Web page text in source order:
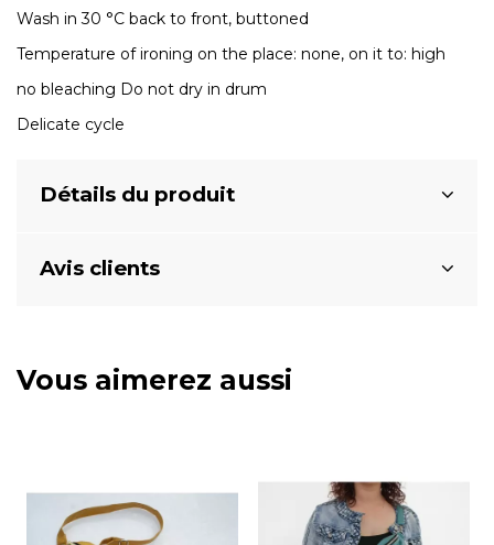
Wash in 30 °C back to front, buttoned
Temperature of ironing on the place: none, on it to: high
no bleaching Do not dry in drum
Delicate cycle
Détails du produit
Avis clients
Vous aimerez aussi